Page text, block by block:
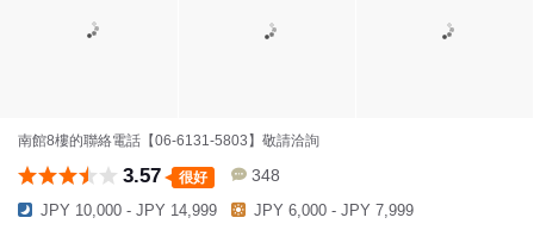
南館8樓的聯絡電話【06-6131-5803】敬請洽詢
3.57 很好 348
JPY 10,000 - JPY 14,999 JPY 6,000 - JPY 7,999